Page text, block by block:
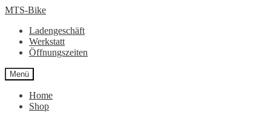
Zur
springen
Zum
springen
MTS-Bike
Ladengeschäft
Werkstatt
Öffnungszeiten
Menü
Home
Shop